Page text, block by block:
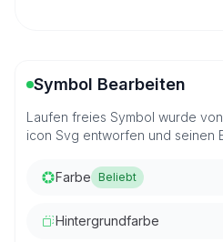
Symbol Bearbeiten
Laufen freies Symbol wurde
icon Svg entworfen und seinen
Farbe Beliebt
Hintergrundfarbe